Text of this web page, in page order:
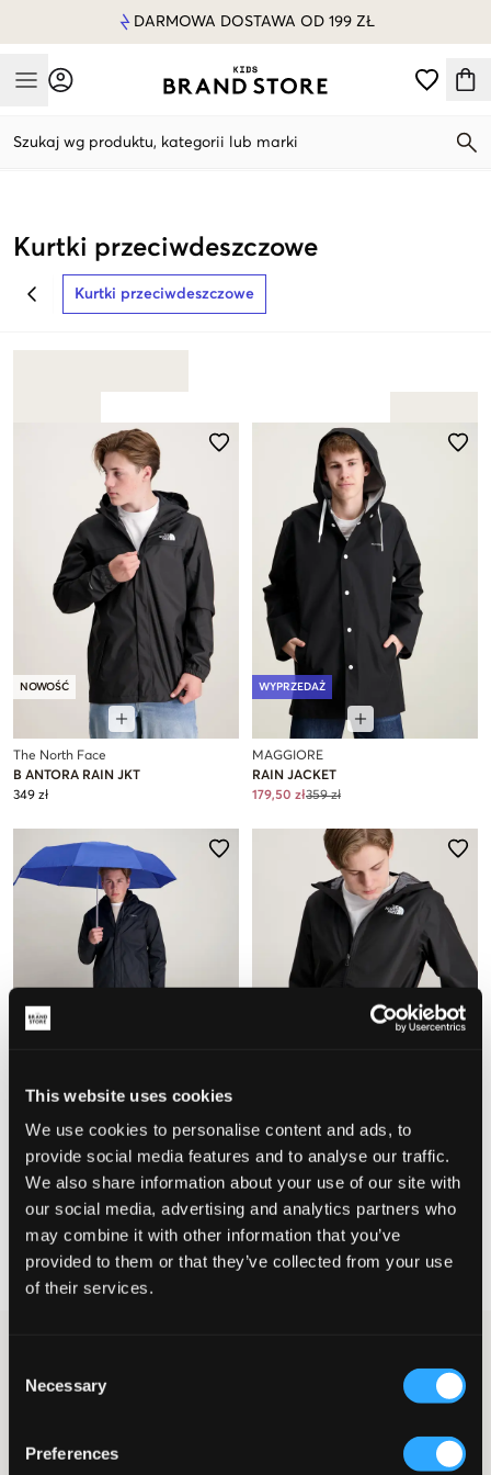
This website uses cookies
We use cookies to personalise content and ads, to
provide social media features and to analyse our traffic.
We also share information about your use of our site with
our social media, advertising and analytics partners who
may combine it with other information that you’ve
provided to them or that they’ve collected from your use
of their services.
Selection
Necessary
Preferences
DARMOWA DOSTAWA OD 199 ZŁ
Mobile Menu
Szukaj wg produktu, kategorii lub marki
Kurtki przeciwdeszczowe dla dzieci,
Czy jesteś zmęczony przemakaniem i przemarznięciem za każdym razem,
gdy pada deszcz? Nadszedł czas, aby zainwestować w porządną kurtkę
Kurtki przeciwdeszczowe
BACK Kurtki przeciwdeszczowe
NOWOŚĆ
The North Face
B ANTORA RAIN JKT
349 zł
WYPRZEDAŻ
MAGGIORE
RAIN JACKET
179,50 zł359 zł
Columbia
WATERTIGHT™ II JACKET
259 zł
The North Face
TEEN ZIPLINE RAIN JKT
309 zł